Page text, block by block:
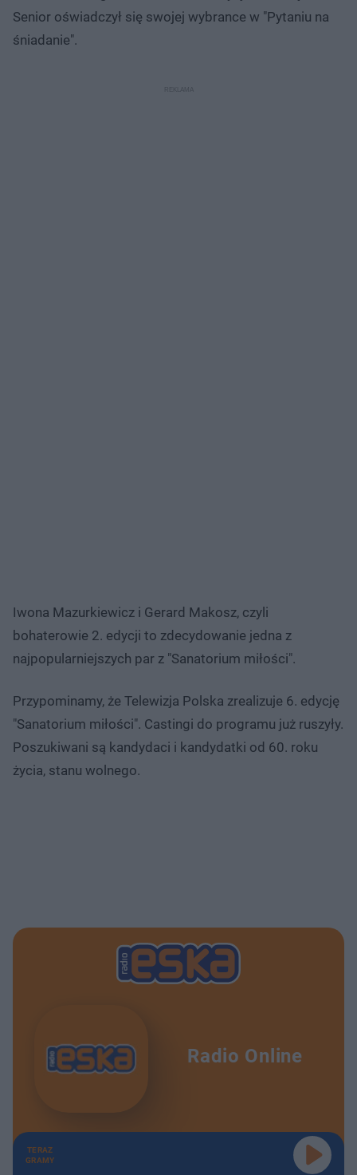
Senior oświadczył się swojej wybrance w "Pytaniu na
śniadanie".
Iwona Mazurkiewicz i Gerard Makosz, czyli
bohaterowie 2. edycji to zdecydowanie jedna z
najpopularniejszych par z "Sanatorium miłości".
Przypominamy, że Telewizja Polska zrealizuje 6. edycję
"Sanatorium miłości". Castingi do programu już ruszyły.
Poszukiwani są kandydaci i kandydatki od 60. roku
życia, stanu wolnego.
Radio Online
TERAZ
GRAMY